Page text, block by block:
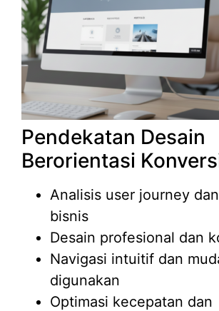
Pendekatan Desain
Berorientasi
Analisis user journey
bisnis
Desain profesional dan
Navigasi intuitif dan
digunakan
Optimasi kecepatan dan